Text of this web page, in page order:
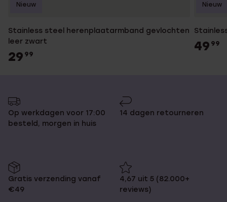
Stainless steel herenplaatarmband gevlochten
leer zwart
29 99
Nieuw
49 99
Nieuw
Op werkdagen voor 17:00
besteld, morgen in huis
14 dagen retourneren
Gratis verzending vanaf
€49
4,67 uit 5 (82.000+
reviews)